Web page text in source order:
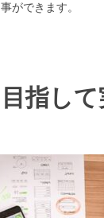
ができます。
指し